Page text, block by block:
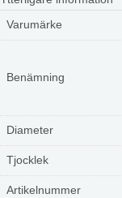
Varumärke
Benämning
Diameter
Tjocklek
Artikelnummer